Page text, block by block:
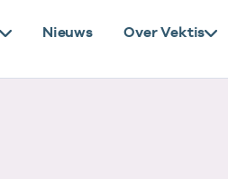
Nieuws Over Vektis